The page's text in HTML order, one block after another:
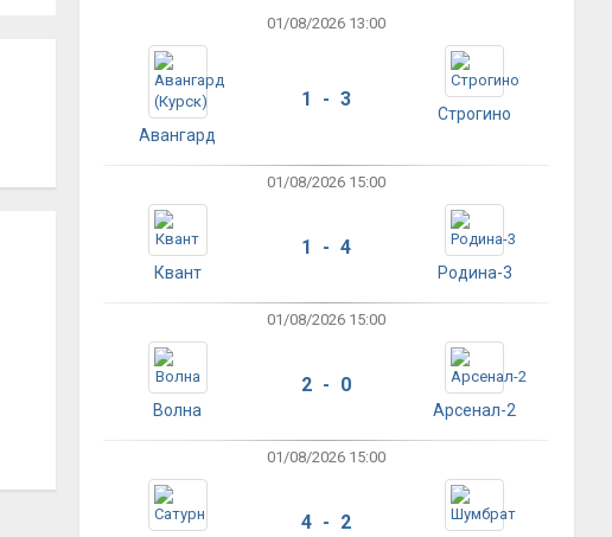
01/08/2026 13:00
Авангард
1 - 3
Строгино
01/08/2026 15:00
Квант
1 - 4
Родина-3
01/08/2026 15:00
Волна
2 - 0
Арсенал-2
01/08/2026 15:00
4 - 2